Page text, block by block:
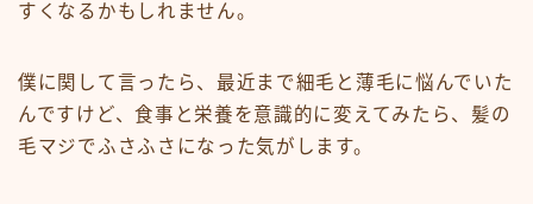
すくなるかもしれません。
僕に関して言ったら、最近まで細毛と薄毛に悩んでいた
んですけど、食事と栄養を意識的に変えてみたら、髪の
毛マジでふさふさになった気がします。